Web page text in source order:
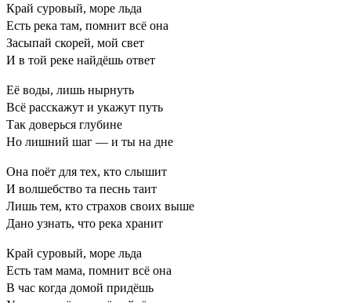
Край суровый, море льда
Есть река там, помнит всё она
Засыпай скорей, мой свет
И в той реке найдёшь ответ
Её воды, лишь нырнуть
Всё расскажут и укажут путь
Так доверься глубине
Но лишний шаг — и ты на дне
Она поёт для тех, кто слышит
И волшебство та песнь таит
Лишь тем, кто страхов своих выше
Дано узнать, что река хранит
Край суровый, море льда
Есть там мама, помнит всё она
В час когда домой придёшь